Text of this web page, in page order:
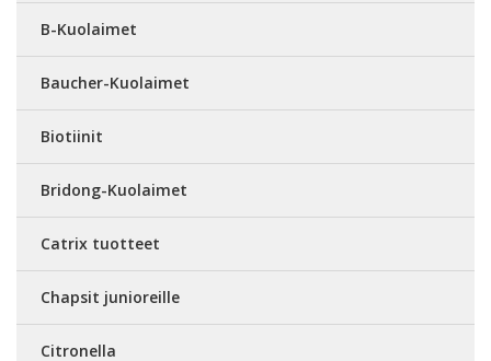
B-Kuolaimet
Baucher-Kuolaimet
Biotiinit
Bridong-Kuolaimet
Catrix tuotteet
Chapsit junioreille
Citronella